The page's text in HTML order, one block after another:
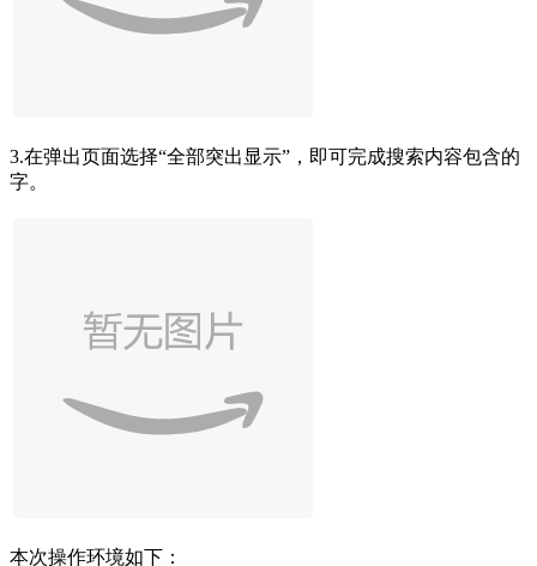
3.在弹出页面选择“全部突出显示”，即可完成搜索内容包含的
字。
本次操作环境如下：